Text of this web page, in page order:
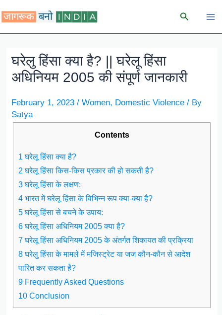
to
content
Search
घरेलु हिंसा क्या है? || घरेलू हिंसा
अधिनियम 2005 की संपूर्ण जानकारी
February 1, 2023/Women, Domestic Violence / By
Satya
Contents
1 घरेलू हिंसा क्या है?
2 घरेलू हिंसा किस-किस प्रकार की हो सकती है?
3 घरेलू हिंसा के लक्षण:
4 भारत में घरेलू हिंसा के विभिन्न रूप क्या-क्या है?
5 घरेलू हिंसा से बचने के उपाय:
6 घरेलू हिंसा अधिनियम 2005 क्या है?
7 घरेलू हिंसा अधिनियम 2005 के अंतर्गत शिकायत की प्रक्रिया
8 घरेलु हिंसा के मामले में मजिस्ट्रेट या जज कौन-कौन से आदेश
पारित कर सकता है?
9 Frequently Asked Questions
10 Conclusion